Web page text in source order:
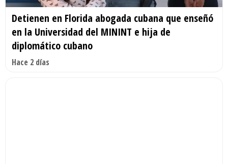
Detienen en Florida abogada cubana que enseñó
en la Universidad del MININT e hija de
diplomático cubano
Hace 2 días